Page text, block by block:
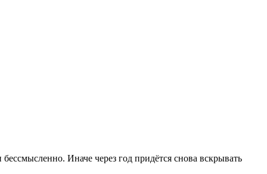
Иначе через год придётся снова вскрывать